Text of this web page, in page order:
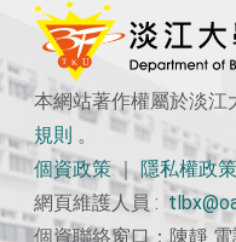
本網站著作權屬於淡江
規則 。
個資政策｜隱私權政策
網頁維護人員 :
個資聯絡窗口：陳靜